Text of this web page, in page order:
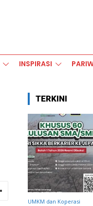
INSPIRASI
TERKINI
UMKM dan Koperasi